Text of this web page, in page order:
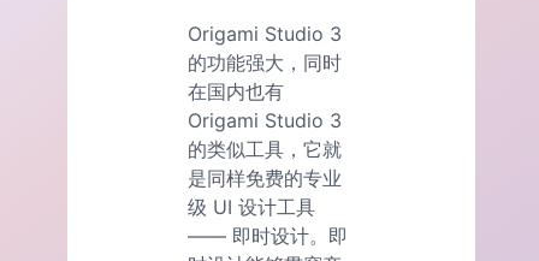
Origami Studio 3
的功能强大，同时
在国内也有
Origami Studio 3
的类似工具，它就
是同样免费的专业
级 UI 设计工具
—— 即时设计。即